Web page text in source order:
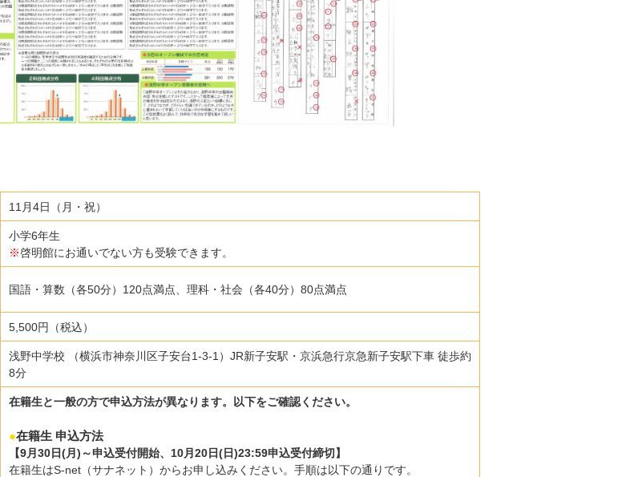
11月4日（月・祝）
小学6年生
※啓明館にお通いでない方も受験できます。
国語・算数（各50分）120点満点、理科・社会（各40分）80点満点
5,500円（税込）
浅野中学校 （横浜市神奈川区子安台1-3-1）JR新子安駅・京浜急行京急新子安駅下車 徒歩約
8分
在籍生と一般の方で申込方法が異なります。以下をご確認ください。
●在籍生 申込方法
【9月30日(月)～申込受付開始、10月20日(日)23:59申込受付締切】
在籍生はS-net（サナネット）からお申し込みください。手順は以下の通りです。